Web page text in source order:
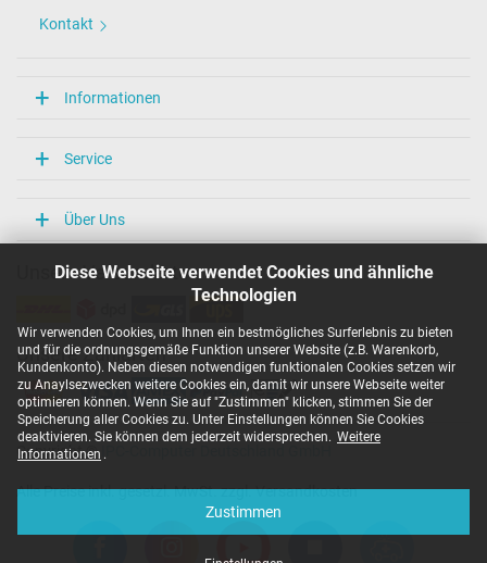
Diese Webseite verwendet Cookies und ähnliche
Technologien
Wir verwenden Cookies, um Ihnen ein bestmögliches Surferlebnis zu bieten
und für die ordnungsgemäße Funktion unserer Website (z.B. Warenkorb,
Kundenkonto). Neben diesen notwendigen funktionalen Cookies setzen wir
zu Anaylsezwecken weitere Cookies ein, damit wir unsere Webseite weiter
optimieren können. Wenn Sie auf "Zustimmen" klicken, stimmen Sie der
Speicherung aller Cookies zu. Unter Einstellungen können Sie Cookies
deaktivieren. Sie können dem jederzeit widersprechen. Weitere
Informationen .
Zustimmen
Kontakt
Informationen
Service
Über Uns
Unsere Versandarten
Unsere Zahlarten
Copyright ©
Alle Preise inkl. gesetzl. MwSt. zzgl. Versandkosten